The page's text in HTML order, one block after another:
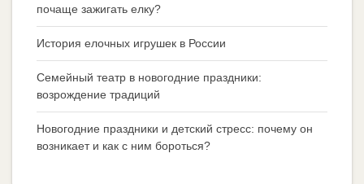
почаще зажигать елку?
История елочных игрушек в России
Семейный театр в новогодние праздники:
возрождение традиций
Новогодние праздники и детский стресс: почему он
возникает и как с ним бороться?